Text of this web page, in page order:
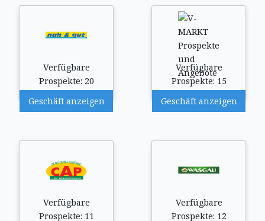
Verfügbare
Prospekte: 20
Geschäft anzeigen
Verfügbare
Prospekte: 15
Geschäft anzeigen
Verfügbare
Prospekte: 11
Verfügbare
Prospekte: 12